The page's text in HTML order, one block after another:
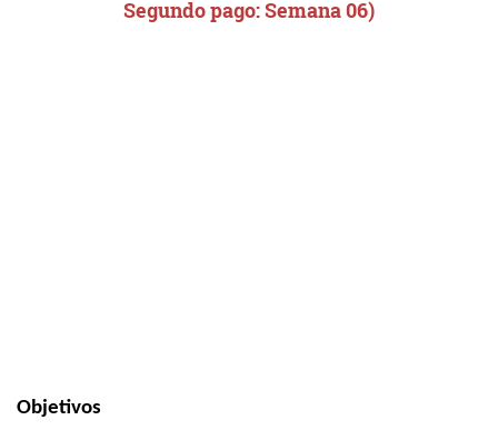
Segundo pago: Semana 06)
Objetivos